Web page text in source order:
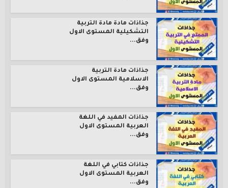
جذاذات مادة مادة التربية
التشكيلية المستوى الاول
وفق...
جذاذات مادة التربية
الاسلامية المستوى الاول
وفق...
جذاذات المفيد في اللغة
العربية المستوى الاول
وفق...
جذاذات كتابي في اللغة
العربية المستوى الاول
وفق...